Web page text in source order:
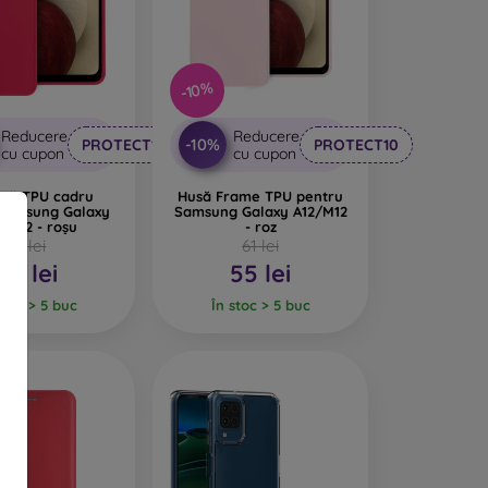
huselor un design interesant. Dezavantajul
reciclate, astfel încât se pot descompune
important.
telefon, fabricate din diverse materiale.
Reducere
cu cupon
PROTECT10
TPU cadru
Galaxy
M12 - roșu
61 lei
55 lei
> 5 buc
-10%
-10%
Reducere
cu cupon
PROTECT10
Husă Frame TPU pentru
Samsung Galaxy A12/M12
- roz
61 lei
55 lei
În stoc > 5 buc